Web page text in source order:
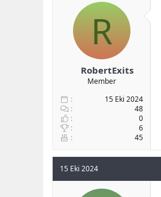
R
RobertExits
Member
15 Eki 2024
48
0
6
45
15 Eki 2024